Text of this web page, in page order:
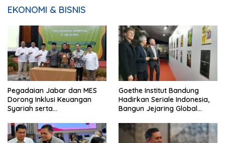
EKONOMI & BISNIS
Pegadaian Jabar dan MES
Dorong Inklusi Keuangan
Syariah serta
Goethe Institut Bandung
Hadirkan Seriale Indonesia,
Bangun Jejaring Global